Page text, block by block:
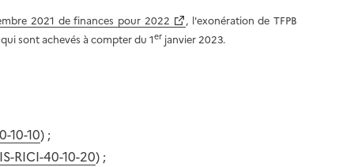
2021 de finances pour 2022
, l'exonération de TFPB
sont achevés à compter du 1erjanvier 2023.
10-10) ;
RICI-40-10-20) ;